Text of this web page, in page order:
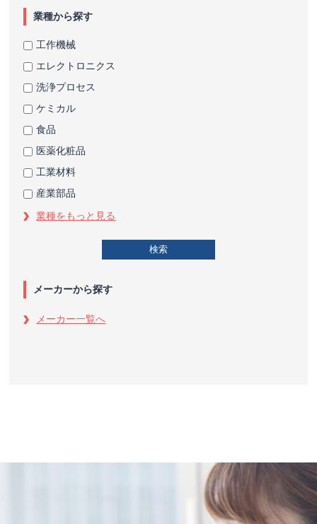
業種から探す
工作機械
エレクトロニクス
洗浄プロセス
ケミカル
食品
医薬化粧品
工業材料
産業部品
業種をもっと見る
メーカーから探す
メーカー一覧へ